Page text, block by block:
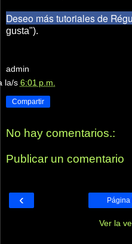
Deseo más tutoriales de
gusta").
admin
la/s 6:01 p.m.
Compartir
No hay comentarios.:
Publicar un comentario
‹ Página
Ver la